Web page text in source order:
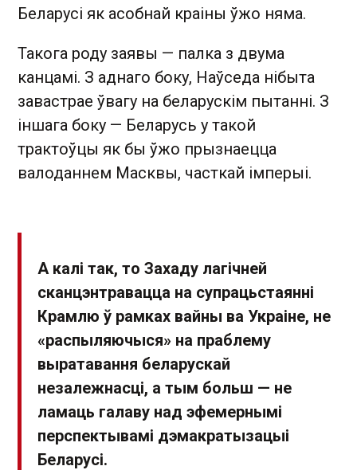
Беларусі як асобнай краіны ўжо няма.
Такога роду заявы — палка з двума
канцамі. З аднаго боку, Наўседа нібыта
завастрае ўвагу на беларускім пытанні. З
іншага боку — Беларусь у такой
трактоўцы як бы ўжо прызнаецца
валоданнем Масквы, часткай імперыі.
А калі так, то Захаду лагічней
сканцэнтравацца на супрацьстаянні
Крамлю ў рамках вайны ва Украіне, не
«распыляючыся» на праблему
выратавання беларускай
незалежнасці, а тым больш — не
ламаць галаву над эфемернымі
перспектывамі дэмакратызацыі
Беларусі.